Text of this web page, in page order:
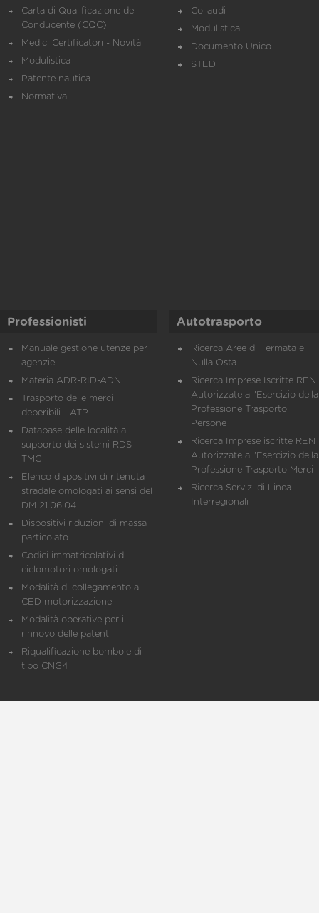
Carta di Qualificazione del
Conducente (CQC)
Medici Certificatori - Novità
Modulistica
Patente nautica
Normativa
Collaudi
Modulistica
Documento Unico
STED
Professionisti
Manuale gestione utenze per
agenzie
Materia ADR-RID-ADN
Trasporto delle merci
deperibili - ATP
Database delle località a
supporto dei sistemi RDS
TMC
Elenco dispositivi di ritenuta
stradale omologati ai sensi del
DM 21.06.04
Dispositivi riduzioni di massa
particolato
Codici immatricolativi di
ciclomotori omologati
Modalità di collegamento al
CED motorizzazione
Modalità operative per il
rinnovo delle patenti
Riqualificazione bombole di
tipo CNG4
Autotrasporto
Ricerca Aree di Fermata e
Nulla Osta
Ricerca Imprese Iscritte REN
Autorizzate all'Esercizio della
Professione Trasporto
Persone
Ricerca Imprese iscritte REN
Autorizzate all'Esercizio della
Professione Trasporto Merci
Ricerca Servizi di Linea
Interregionali